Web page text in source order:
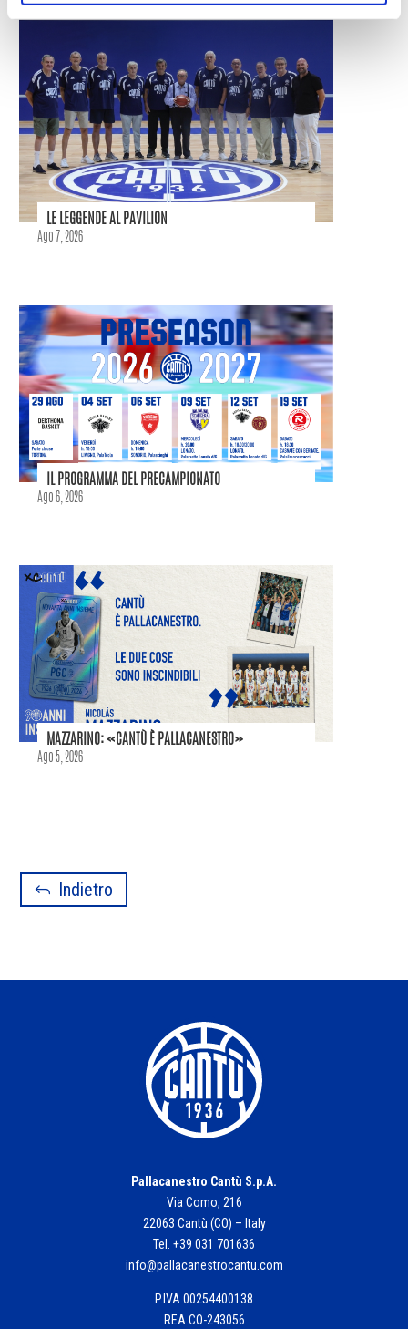
LE LEGGENDE AL PAVILION
Ago 7, 2026
IL PROGRAMMA DEL PRECAMPIONATO
Ago 6, 2026
MAZZARINO: «CANTÙ È PALLACANESTRO»
Ago 5, 2026
Indietro
Pallacanestro Cantù S.p.A.
Via Como, 216
22063 Cantù (CO) – Italy
Tel. +39 031 701636
info@pallacanestrocantu.com
P.IVA 00254400138
REA CO-243056